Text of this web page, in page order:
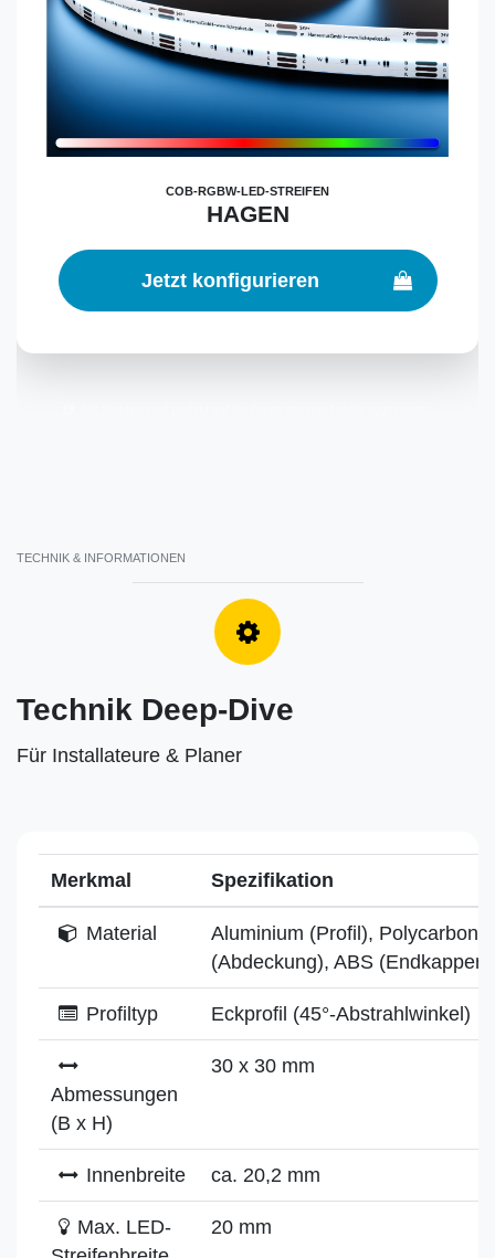
COB-RGBW-LED-STREIFEN
HAGEN
Jetzt konfigurieren
TECHNIK & INFORMATIONEN
Technik Deep-Dive
Für Installateure & Planer
Merkmal Spezifikation
Material
Aluminium (Profil), Polycarbonat
(Abdeckung), ABS (Endkappen)
Profiltyp Eckprofil (45°-Abstrahlwinkel)
Abmessungen
(B x H)
30 x 30 mm
Innenbreite ca. 20,2 mm
Max. LED-
20 mm